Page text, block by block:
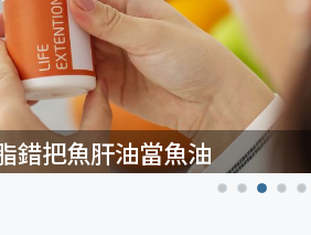
錯把魚肝油當魚油